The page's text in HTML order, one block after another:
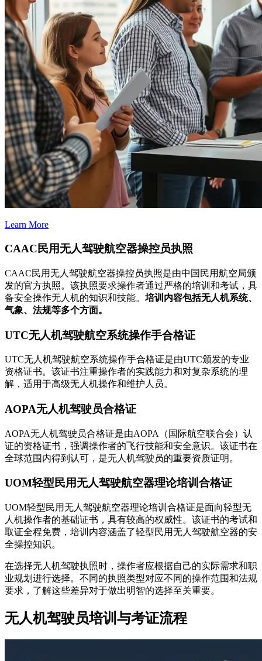
Learn More
CAAC民用无人驾驶航空器操控员执照
CAAC民用无人驾驶航空器操控员执照是由中国民用航空局颁
发的官方执照。该执照要求操作者通过严格的培训和考试，具
备安全操作无人机的知识和技能。 培训内容包括无人机系统、
气象、法规等多个方面。
UTC无人机驾驶航空系统操作手合格证
UTC无人机驾驶航空系统操作手合格证是由UTC颁发的专业
资格证书。该证书注重操作者的实践能力和对复杂系统的理
解，适用于高级无人机操作和维护人员。
AOPA无人机驾驶员合格证
AOPA无人机驾驶员合格证是由AOPA（国际航空联合会）认
证的资格证书，强调操作者的飞行技能和安全意识。该证书在
全球范围内得到认可，是无人机驾驶员的重要资质证明。
UOM轻型民用无人驾驶航空器理论培训合格证
UOM轻型民用无人驾驶航空器理论培训合格证是面向轻型无
人机操作者的基础证书，具有较高的权威性。该证书的考试和
取证全程免费，培训内容涵盖了轻型民用无人驾驶航空器的安
全操控知识。
在选择无人机驾驶执照时，操作者应根据自己的实际需求和职
业规划进行选择。不同的执照类型对应不同的操作范围和法规
要求，了解这些差异对于做出明智的选择至关重要。
无人机驾驶员培训与考证流程